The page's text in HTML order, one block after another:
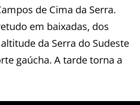
de Cima da Serra.
em baixadas, dos
da Serra do Sudeste
gaúcha. A tarde torna a